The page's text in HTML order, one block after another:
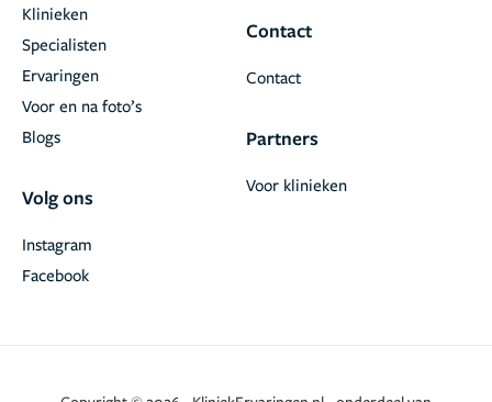
Klinieken
Specialisten
Ervaringen
Voor en na foto’s
Blogs
Volg ons
Facebook
Instagram
Contact
Contact
Partners
Voor klinieken